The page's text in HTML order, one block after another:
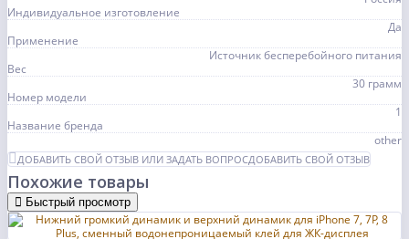
Индивидуальное изготовление
Да
Применение
Источник бесперебойного питания
Вес
30 грамм
Номер модели
1
Название бренда
other
ДОБАВИТЬ СВОЙ ОТЗЫВ ИЛИ ЗАДАТЬ ВОПРОСДОБАВИТЬ СВОЙ ОТЗЫВ
Похожие товары
Быстрый просмотр